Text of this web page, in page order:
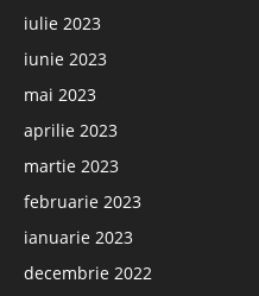
iulie 2023
iunie 2023
mai 2023
aprilie 2023
martie 2023
februarie 2023
ianuarie 2023
decembrie 2022